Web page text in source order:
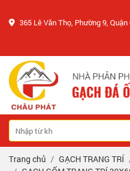
365 Lê Văn Thọ, Phường 9, Quận
Trang chủ GẠCH TRANG TRÍ